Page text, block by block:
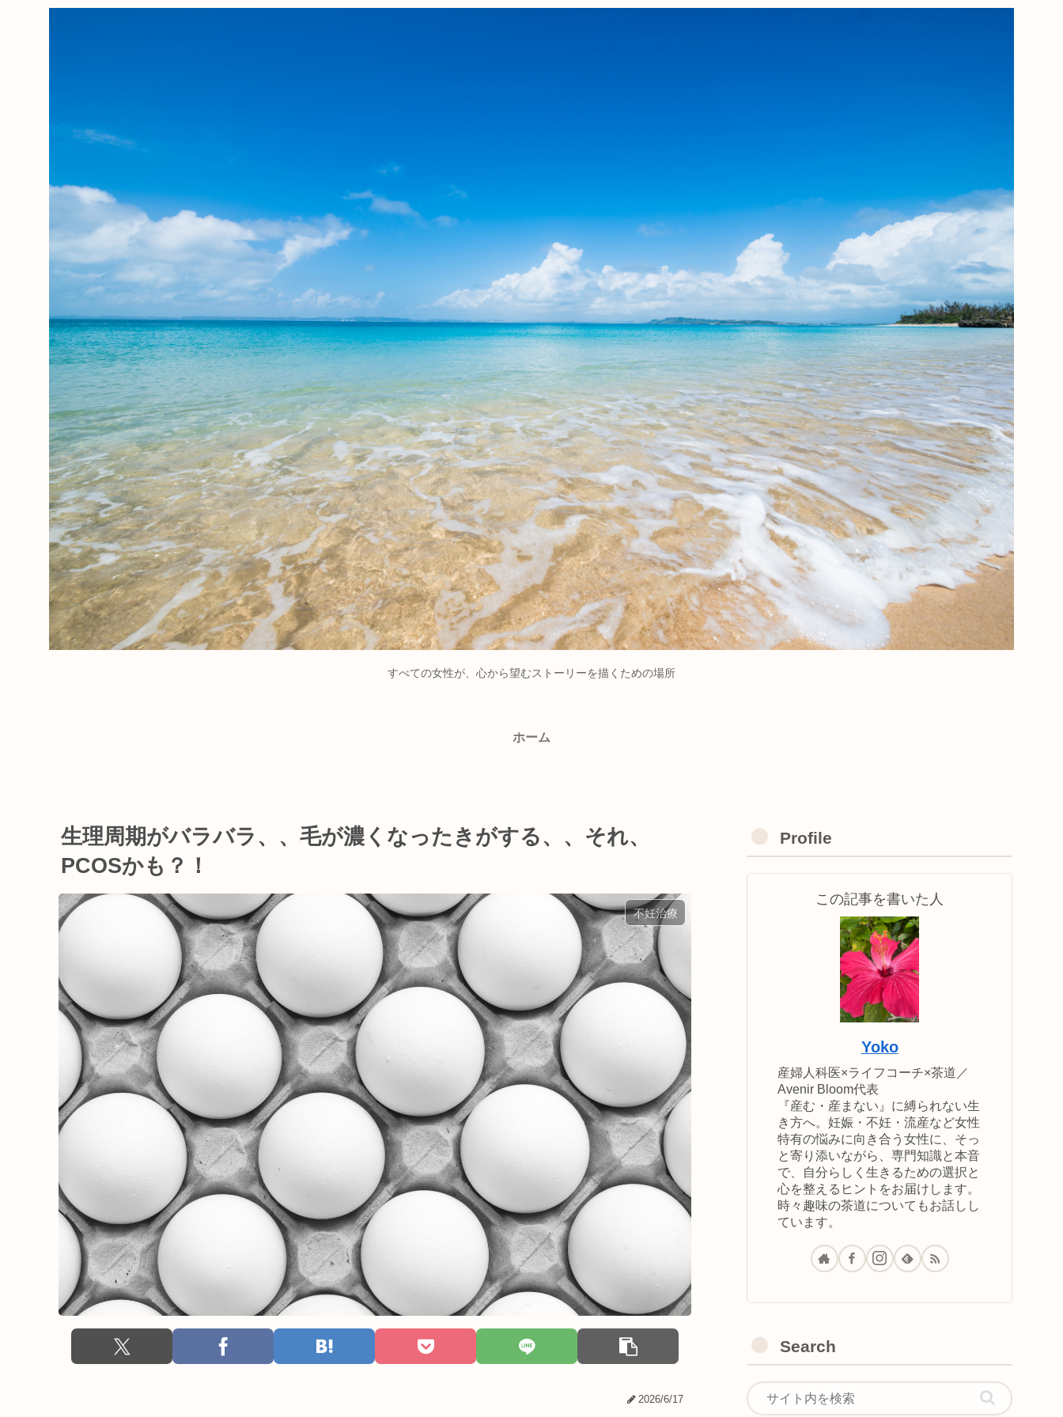
すべての女性が、心から望むストーリーを描くための場所
ホーム
生理周期がバラバラ、、毛が濃くなったきがする、、それ、
PCOSかも？！
不妊治療
2026/6/17
Profile
この記事を書いた人
Yoko
産婦人科医×ライフコーチ×茶道／
Avenir Bloom代表
『産む・産まない』に縛られない生
き方へ。妊娠・不妊・流産など女性
特有の悩みに向き合う女性に、そっ
と寄り添いながら、専門知識と本音
で、自分らしく生きるための選択と
心を整えるヒントをお届けします。
時々趣味の茶道についてもお話しし
ています。
Search